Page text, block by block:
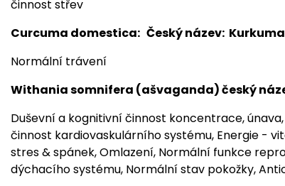
činnost střev
Curcuma domestica: Český název:
Normální trávení
Withania somnifera (ašvaganda) český
Duševní a kognitivní činnost koncentrace,
činnost kardiovaskulárního systému, Energie -
stres & spánek, Omlazení, Normální funkce
dýchacího systému, Normální stav pokožky,